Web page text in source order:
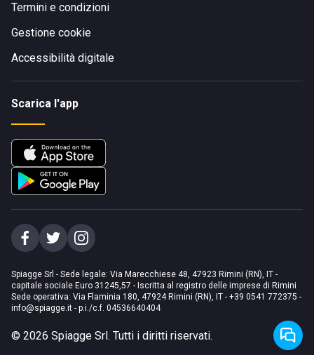
Termini e condizioni
Gestione cookie
Accessibilità digitale
Scarica l'app
Spiagge Srl - Sede legale: Via Marecchiese 48, 47923 Rimini (RN), IT -
capitale sociale Euro 31245,57 - Iscritta al registro delle imprese di Rimini
Sede operativa: Via Flaminia 180, 47924 Rimini (RN), IT - +39 0541 772375 -
info@spiagge.it - p.i./c.f. 04536640404
© 2026 Spiagge Srl. Tutti i diritti riservati.